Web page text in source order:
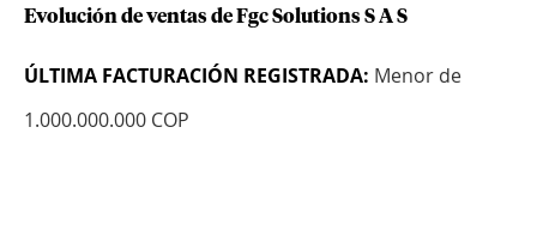
Evolución de ventas de Fgc Solutions S A S
ÚLTIMA FACTURACIÓN REGISTRADA: Menor de
1.000.000.000 COP